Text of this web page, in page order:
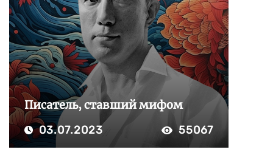
Писатель, ставший мифом
03.07.2023 55067